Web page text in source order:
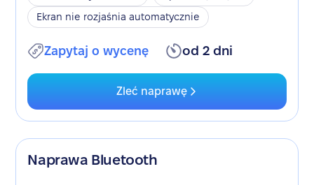
Ekran nie rozjaśnia automatycznie
Zapytaj o wycenę od 2 dni
Zleć naprawę
Naprawa Bluetooth